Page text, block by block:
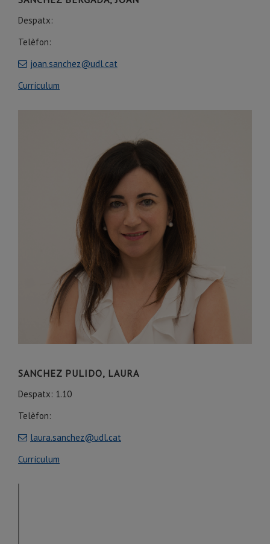
Despatx:
Telèfon:
joan.sanchez@udl.cat
Currículum
SANCHEZ PULIDO, LAURA
Despatx: 1.10
Telèfon:
laura.sanchez@udl.cat
Currículum